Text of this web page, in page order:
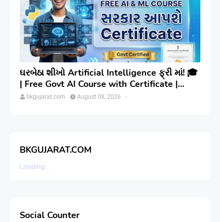
ઘરબેઠા શીખો Artificial Intelligence ફ્રી માં! 🎓
| Free Govt AI Course with Certificate |
Step-by-Step
bkgujarat.com -
August 08, 2026
BKGUJARAT.COM
Loading...
Social Counter